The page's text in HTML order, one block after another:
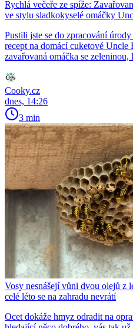
Rychlá večeře ze spíže:
ve stylu sladkokyselé omáčky
Pustili jste se do zpracování
recept na domácí cuketové Uncle
zavařovaná omáčka se
Cooky.cz
dnes, 14:26
3 min
Vosy nesnášejí vůni dvou olejů z
celé léto se na zahradu nevrátí
Ocet dokáže hmyz odradit na